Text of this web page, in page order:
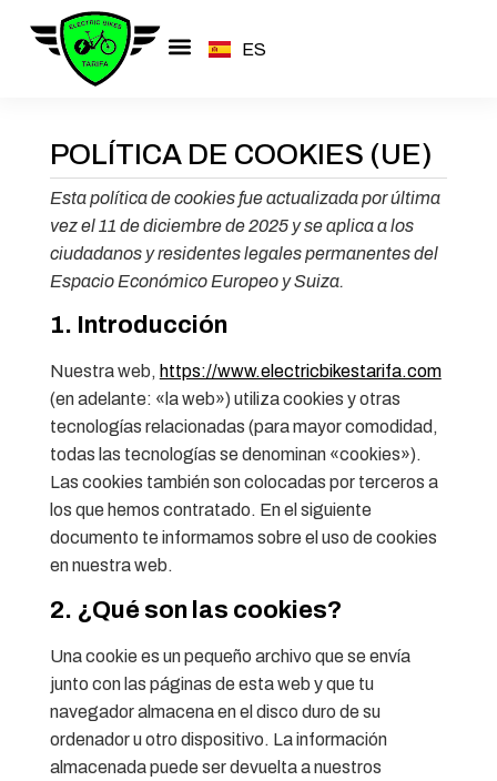
ES
EN
POLÍTICA DE COOKIES (UE)
Esta política de cookies fue actualizada por última
vez el 11 de diciembre de 2025 y se aplica a los
ciudadanos y residentes legales permanentes del
Espacio Económico Europeo y Suiza.
1. Introducción
Nuestra web, https://www.electricbikestarifa.com
(en adelante: «la web») utiliza cookies y otras
tecnologías relacionadas (para mayor comodidad,
todas las tecnologías se denominan «cookies»).
Las cookies también son colocadas por terceros a
los que hemos contratado. En el siguiente
documento te informamos sobre el uso de cookies
en nuestra web.
2. ¿Qué son las cookies?
Una cookie es un pequeño archivo que se envía
junto con las páginas de esta web y que tu
navegador almacena en el disco duro de su
ordenador u otro dispositivo. La información
almacenada puede ser devuelta a nuestros